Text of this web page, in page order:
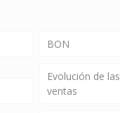
BON
Evolución de las
ventas